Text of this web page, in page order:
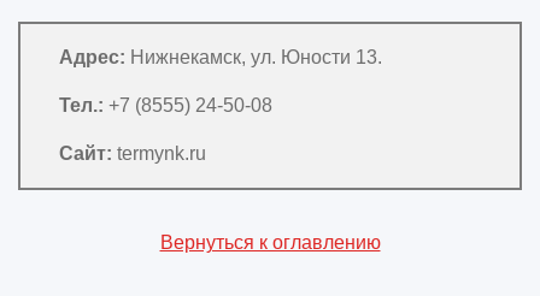
Адрес: Нижнекамск, ул. Юности 13.
Тел.: +7 (8555) 24-50-08
Сайт: termynk.ru
Вернуться к оглавлению